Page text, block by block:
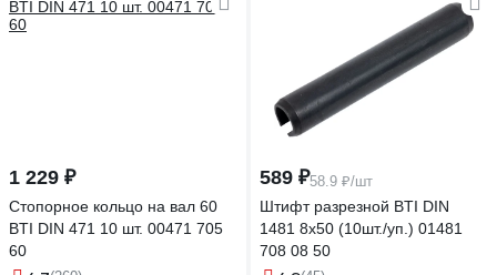
1 229 ₽
Стопорное кольцо на вал 60
BTI DIN 471 10 шт. 00471 705
60
589 ₽58.9 ₽/шт
Штифт разрезной BTI DIN
1481 8x50 (10шт./уп.) 01481
708 08 50